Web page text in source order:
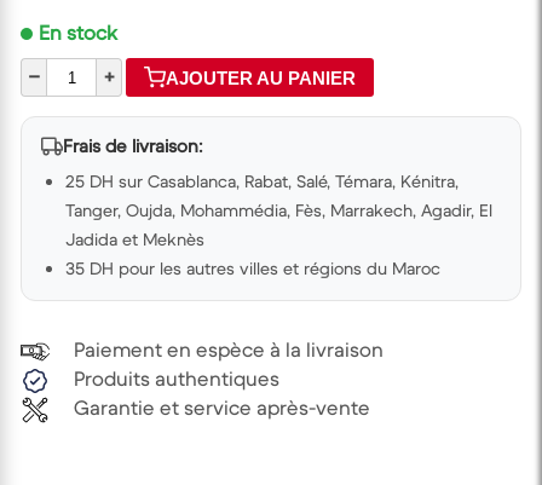
En stock
–
+ AJOUTER AU PANIER
Frais de livraison:
25 DH sur Casablanca, Rabat, Salé, Témara, Kénitra,
Tanger, Oujda, Mohammédia, Fès, Marrakech, Agadir, El
Jadida et Meknès
35 DH pour les autres villes et régions du Maroc
Paiement en espèce à la livraison
Produits authentiques
Garantie et service après-vente